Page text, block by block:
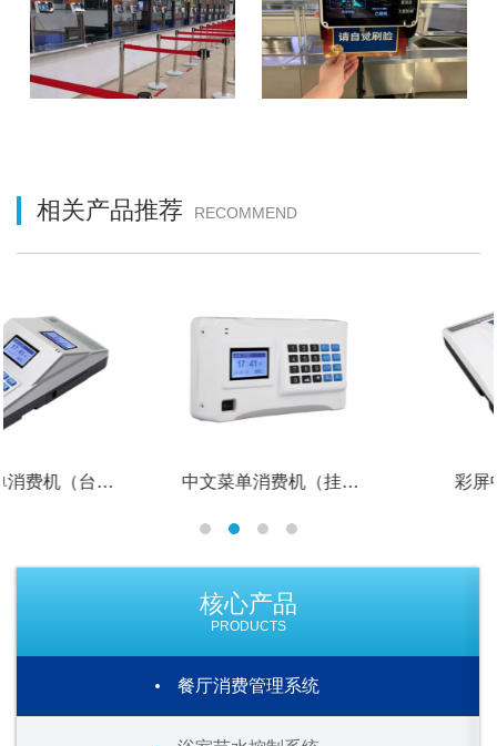
核心产品
PRODUCTS
餐厅消费管理系统
相关产品推荐 RECOMMEND
（台式） 中文菜单消费机（挂式） 彩屏中文消费机